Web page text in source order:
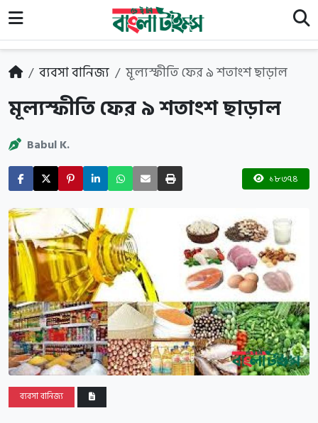
ব্যবসা বানিজ্য মূল্যস্ফীতি ফের ৯ শতাংশ ছাড়াল
মূল্যস্ফীতি ফের ৯ শতাংশ ছাড়াল
Babul K.
১৮৩৭৪
ব্যবসা বানিজ্য